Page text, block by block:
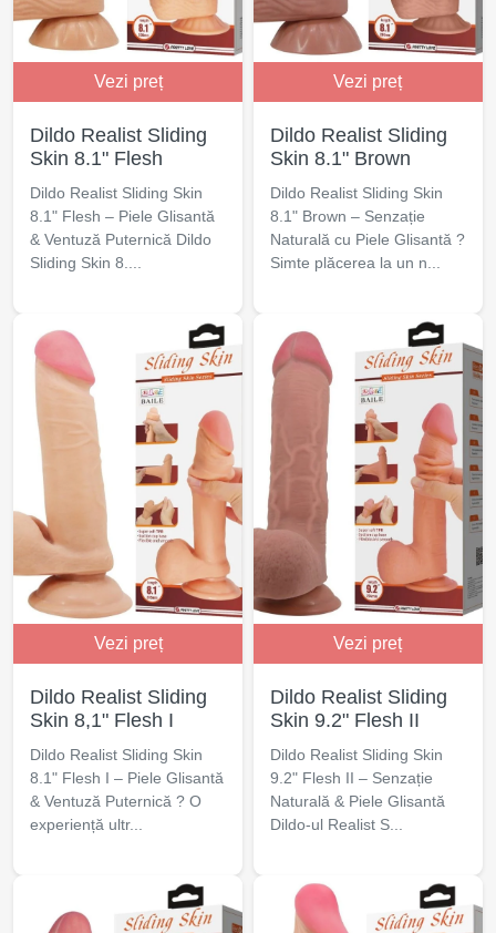
Vezi preț
Dildo Realist Sliding
Skin 8.1" Flesh
Dildo Realist Sliding Skin
8.1" Flesh – Piele Glisantă
& Ventuză Puternică Dildo
Sliding Skin 8....
Vezi preț
Dildo Realist Sliding
Skin 8.1" Brown
Dildo Realist Sliding Skin
8.1" Brown – Senzație
Naturală cu Piele Glisantă ?
Simte plăcerea la un n...
Vezi preț
Dildo Realist Sliding
Skin 8,1" Flesh I
Dildo Realist Sliding Skin
8.1" Flesh I – Piele Glisantă
& Ventuză Puternică ? O
experiență ultr...
Vezi preț
Dildo Realist Sliding
Skin 9.2" Flesh II
Dildo Realist Sliding Skin
9.2" Flesh II – Senzație
Naturală & Piele Glisantă
Dildo-ul Realist S...